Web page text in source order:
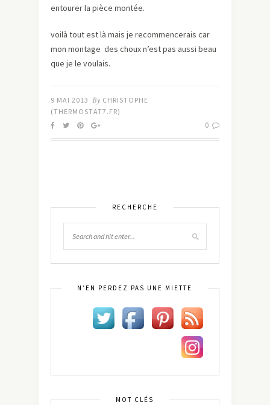
entourer la pièce montée.
voilà tout est là mais je recommencerais car
mon montage des choux n’est pas aussi beau
que je le voulais.
9 MAI 2013 By CHRISTOPHE
(THERMOSTAT7.FR)
0
RECHERCHE
N’EN PERDEZ PAS UNE MIETTE
MOT CLÉS